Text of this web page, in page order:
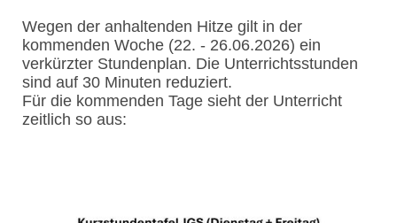
Wegen der anhaltenden Hitze gilt in der
kommenden Woche (22. - 26.06.2026) ein
verkürzter Stundenplan. Die Unterrichtsstunden
sind auf 30 Minuten reduziert.
Für die kommenden Tage sieht der Unterricht
zeitlich so aus: